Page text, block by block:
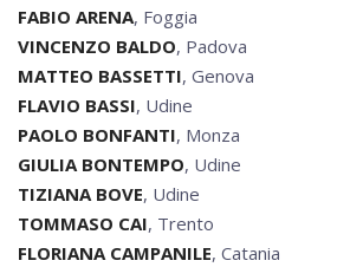
FABIO ARENA, Foggia
VINCENZO BALDO, Padova
MATTEO BASSETTI, Genova
FLAVIO BASSI, Udine
PAOLO BONFANTI, Monza
GIULIA BONTEMPO, Udine
TIZIANA BOVE, Udine
TOMMASO CAI, Trento
FLORIANA CAMPANILE, Catania